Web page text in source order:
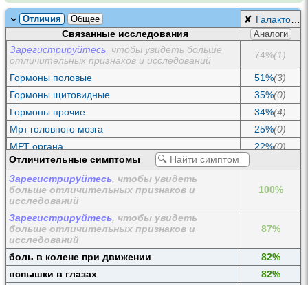
Отличия Общее ✘ Галакторея
Связанные исследования
Аналоги
Зарегистрируйтесь , чтобы увидеть больше
отличительных признаков и исследований
74%(1)
Гормоны половые 51%(3)
Гормоны щитовидные
35%(0)
Гормоны прочие
34%(4)
Мрт головного мозга
25%(0)
МРТ органа
22%(0)
УЗИ органов малого таза
КТ органа
УЗИ органа
Осмотр гинеколога
Отличительные симптомы
Зарегистрируйтесь, чтобы увидеть
больше отличительных признаков и
исследований
100%
Зарегистрируйтесь, чтобы увидеть
больше отличительных признаков и
исследований
87%
боль в колене при движении
82%
вспышки в глазах
82%